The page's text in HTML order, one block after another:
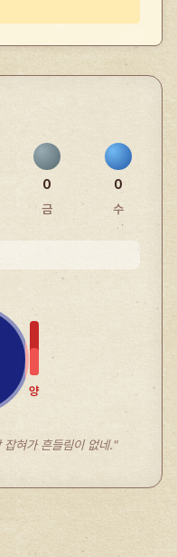
0
금
0
수
양
혀가 흔들림이 없네."